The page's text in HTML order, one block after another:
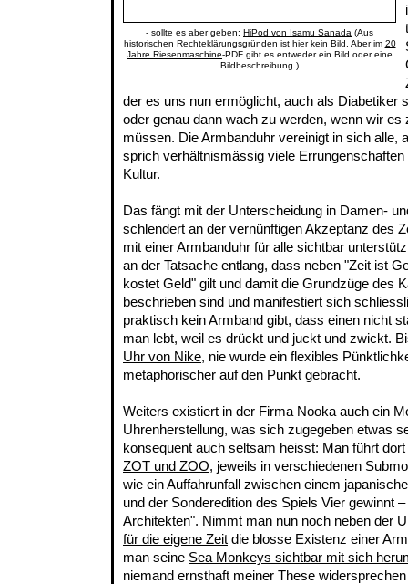
- sollte es aber geben: HiPod von Isamu Sanada (Aus
historischen Rechteklärungsgründen ist hier kein Bild. Aber im 20
Jahre Riesenmaschine-PDF gibt es entweder ein Bild oder eine
Bildbeschreibung.)
der es uns nun ermöglicht, auch als Diabetiker
oder genau dann wach zu werden, wenn wir es
müssen. Die Armbanduhr vereinigt in sich alle,
sprich verhältnismässig viele
Kultur.
Das fängt mit der Unterscheidung in Damen-
schlendert an der vernünftigen Akzeptanz des
mit einer Armbanduhr für alle sichtbar
an der Tatsache entlang, dass neben "Zeit ist
kostet Geld" gilt und damit die Grundzüge des
beschrieben sind und manifestiert sich
praktisch kein Armband gibt, dass einen nicht
man lebt, weil es drückt und juckt und zwickt.
Uhr von Nike, nie wurde ein flexibles
metaphorischer auf den Punkt gebracht.
Weiters existiert in der Firma Nooka auch ein
Uhrenherstellung, was sich zugegeben etwas
konsequent auch seltsam heisst: Man führt
ZOT und ZOO, jeweils in verschiedenen
wie ein Auffahrunfall zwischen einem
und der Sonderedition des Spiels Vier gewinnt
Architekten". Nimmt man nun noch neben der
für die eigene Zeit die blosse Existenz einer
man seine Sea Monkeys sichtbar mit sich
niemand ernsthaft meiner These